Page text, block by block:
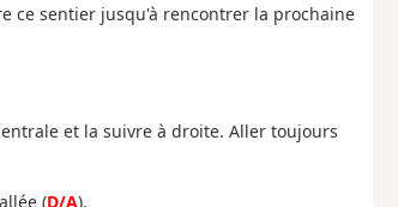
ce sentier jusqu'à rencontrer la prochaine
et la suivre à droite. Aller toujours
(D/A).